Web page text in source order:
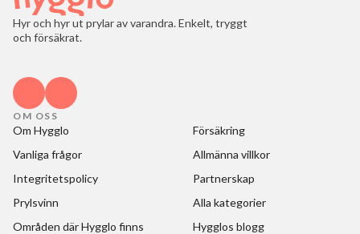
Hyr och hyr ut prylar av varandra. Enkelt, tryggt
och försäkrat.
OM OSS
Om Hygglo
Försäkring
Vanliga frågor
Allmänna villkor
Integritetspolicy
Partnerskap
Prylsvinn
Alla kategorier
Områden där Hygglo finns
Hygglos blogg